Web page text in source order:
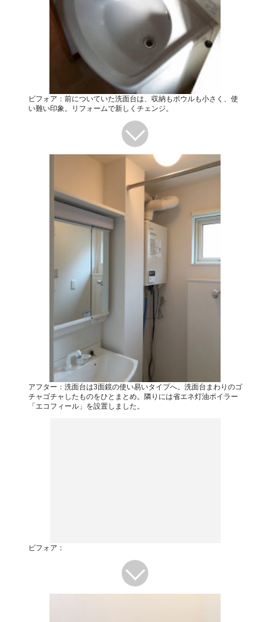
ビフォア：前についていた洗面台は、収納もボウルも小さく、使
い難い印象。リフォームで新しくチェンジ。
アフター：洗面台は3面鏡の使い易いタイプへ。洗面台まわりのゴ
チャゴチャしたものをひとまとめ。隣りには省エネ灯油ボイラー
「エコフィール」を設置しました。
ビフォア：